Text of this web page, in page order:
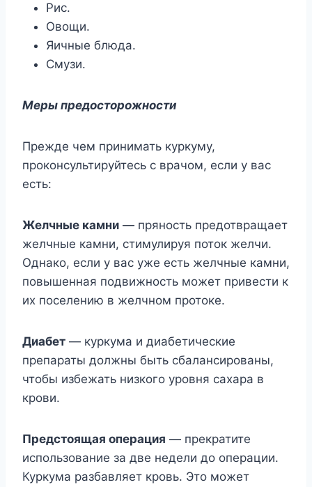
Рис.
Овощи.
Яичные блюда.
Смузи.
Меры предосторожности
Прежде чем принимать куркуму,
проконсультируйтесь с врачом, если у вас
есть:
Желчные камни — пряность предотвращает
желчные камни, стимулируя поток желчи.
Однако, если у вас уже есть желчные камни,
повышенная подвижность может привести к
их поселению в желчном протоке.
Диабет — куркума и диабетические
препараты должны быть сбалансированы,
чтобы избежать низкого уровня сахара в
крови.
Предстоящая операция — прекратите
использование за две недели до операции.
Куркума разбавляет кровь. Это может